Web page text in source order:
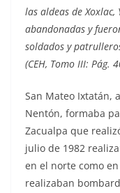
las aldeas de
abandonadas y
soldados y
(CEH, Tomo III: Pág.
San Mateo Ixtatán,
Nentón, formaba
Zacualpa que
julio de 1982
en el norte como
realizaban